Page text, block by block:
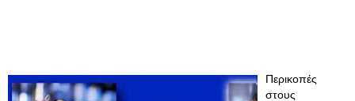
Περικοπές
στους